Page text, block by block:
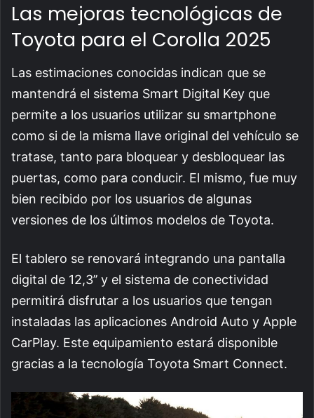
Las mejoras tecnológicas de
Toyota para el Corolla 2025
Las estimaciones conocidas indican que se
mantendrá el sistema Smart Digital Key que
permite a los usuarios utilizar su smartphone
como si de la misma llave original del vehículo se
tratase, tanto para bloquear y desbloquear las
puertas, como para conducir. El mismo, fue muy
bien recibido por los usuarios de algunas
versiones de los últimos modelos de Toyota.
El tablero se renovará integrando una pantalla
digital de 12,3’’ y el sistema de conectividad
permitirá disfrutar a los usuarios que tengan
instaladas las aplicaciones Android Auto y Apple
CarPlay. Este equipamiento estará disponible
gracias a la tecnología Toyota Smart Connect.